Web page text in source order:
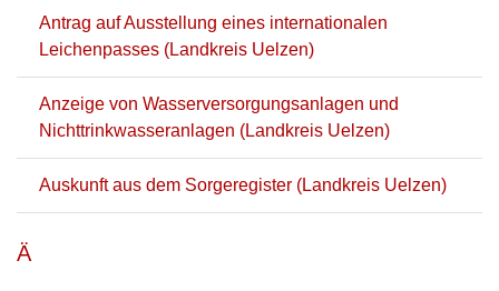
Antrag auf Ausstellung eines internationalen
Leichenpasses (Landkreis Uelzen)
Anzeige von Wasserversorgungsanlagen und
Nichttrinkwasseranlagen (Landkreis Uelzen)
Auskunft aus dem Sorgeregister (Landkreis Uelzen)
Ä